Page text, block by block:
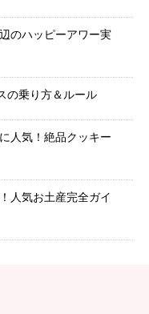
のハッピーアワー実
の乗り方＆ルール
人気！絶品クッキー
人気お土産完全ガイ